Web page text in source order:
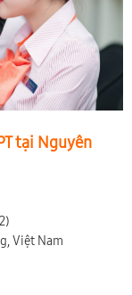
tại Nguyên
Việt Nam